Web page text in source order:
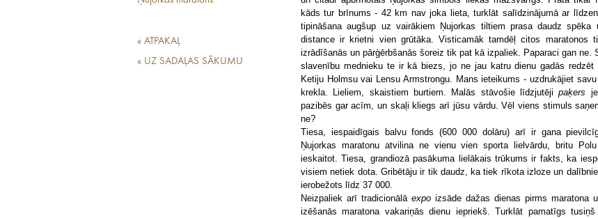
« ATPAKAĻ
« UZ SADAĻAS SĀKUMU
kāds tur brīnums - 42 km nav joka lieta, turklāt salīdzinājumā ar
tipināšana augšup uz vairākiem Ņujorkas tiltiem prasa daudz spēka
distance ir krietni vien grūtāka. Visticamāk tamdēļ citos maratonos
izrādīšanās un pārģērbšanās šoreiz tik pat kā izpaliek. Paparaci gan ne.
slavenību mednieku te ir kā biezs, jo ne jau katru dienu gadās redzēt
Ketiju Holmsu vai Lensu Armstrongu. Mans ieteikums - uzdrukājiet
krekla. Lieliem, skaistiem burtiem. Malās stāvošie līdzjutējipaķers
pazibēs gar acīm, un skaļi kliegs arī jūsu vārdu. Vēl viens stimuls
ne?
Tiesa, iespaidīgais balvu fonds (600 000 dolāru) arī ir gana
Ņujorkas maratonu atvilina ne vienu vien sporta lielvārdu, britu
ieskaitot. Tiesa, grandiozā pasākuma lielākais trūkums ir fakts, ka
visiem netiek dota. Gribētāju ir tik daudz, ka tiek rīkota izloze un
ierobežots līdz 37 000.
Neizpaliek arī tradicionālā expo izsāde dažas dienas pirms maratona
izēšanās maratona vakariņās dienu iepriekš. Turklāt pamatīgs